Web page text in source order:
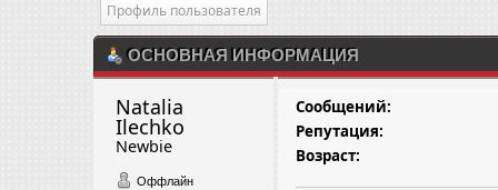
Профиль пользователя
ОСНОВНАЯ ИНФОРМАЦИЯ
Natalia
Ilechko
Newbie
Оффлайн
Сообщений:
Репутация:
Возраст: